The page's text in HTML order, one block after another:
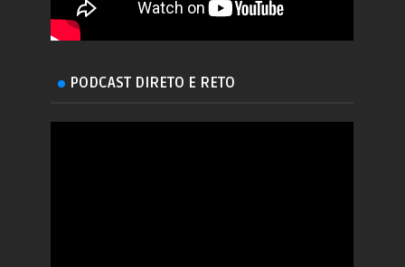
PODCAST DIRETO E RETO